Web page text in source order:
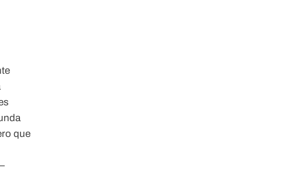
que